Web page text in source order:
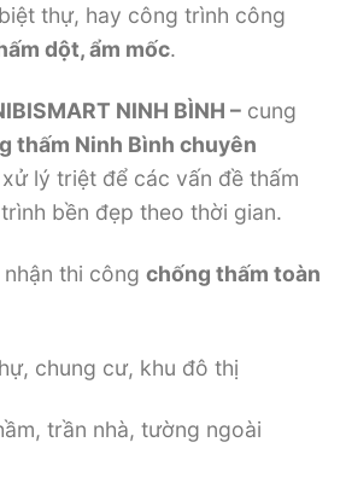
thự, hay công trình công
dột, ẩm mốc.
NINH BÌNH – cung
thấm Ninh Bình chuyên
lý triệt để các vấn đề thấm
bền đẹp theo thời gian.
thi công chống thấm toàn
chung cư, khu đô thị
trần nhà, tường ngoài